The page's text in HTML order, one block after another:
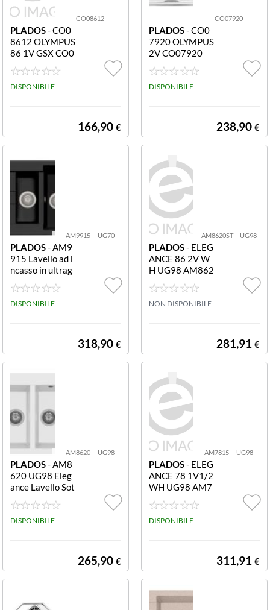
CO08612
PLADOS- CO0
8612 OLYMPUS
86 1V GSX CO0
8612
DISPONIBILE
166,90 €
CO07920
PLADOS- CO0
7920 OLYMPUS
2V CO07920
DISPONIBILE
238,90 €
AM9915---UG70
PLADOS- AM9
915 Lavello ad i
ncasso in ultrag
ranit 2 vasche 9
9 cm ELEG. 99 1
V 1/2 BKM UG7
DISPONIBILE
318,90 €
AM8620ST---UG98
PLADOS- ELEG
ANCE 86 2V W
H UG98 AM862
0ST AM8620ST
- UG98 ELEGA
NCE 86 2V WH
NON DISPONIBILE
281,91 €
AM8620---UG98
PLADOS- AM8
620 UG98 Eleg
ance Lavello Sot
topiano 2 Vasch
e Bianco ELEGA
NCE 86 2V BIA
DISPONIBILE
265,90 €
AM7815---UG98
PLADOS- ELEG
ANCE 78 1V1/2
WH UG98 AM7
815 AM7815 -
UG98 ELEGAN
CE 78 1V1/2 W
DISPONIBILE
311,91 €